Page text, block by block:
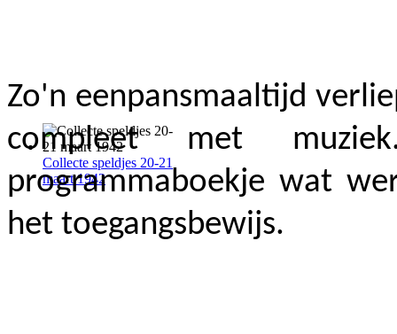
Collecte speldjes 20-21
maart 1942
Zo'n eenpansmaaltijd
compleet met
programmaboekje wat
het toegangsbewijs.